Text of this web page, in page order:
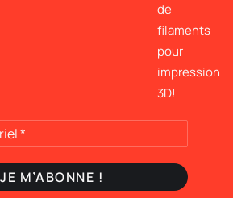
de
filaments
pour
impression
3D!